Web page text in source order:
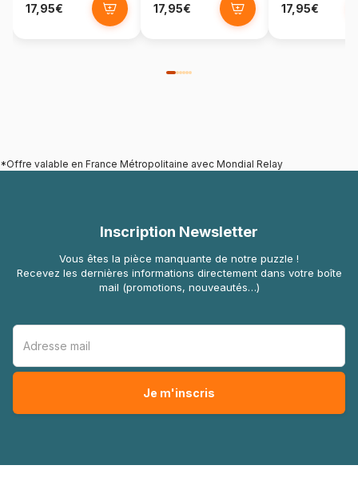
17,95€ 17,95€ 17,95€
*Offre valable en France Métropolitaine avec Mondial Relay
Inscription Newsletter
Vous êtes la pièce manquante de notre puzzle !
Recevez les dernières informations directement dans votre boîte
mail (promotions, nouveautés…)